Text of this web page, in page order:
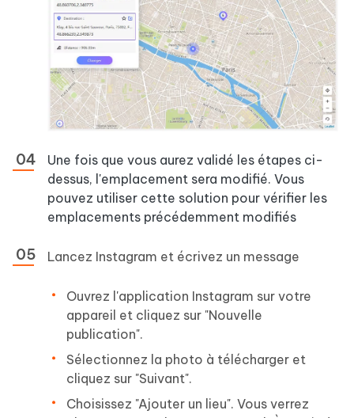
Une fois que vous aurez validé les étapes ci-
dessus, l'emplacement sera modifié. Vous
pouvez utiliser cette solution pour vérifier les
emplacements précédemment modifiés
Lancez Instagram et écrivez un message
Ouvrez l'application Instagram sur votre
appareil et cliquez sur "Nouvelle
publication".
Sélectionnez la photo à télécharger et
cliquez sur "Suivant".
Choisissez "Ajouter un lieu". Vous verrez